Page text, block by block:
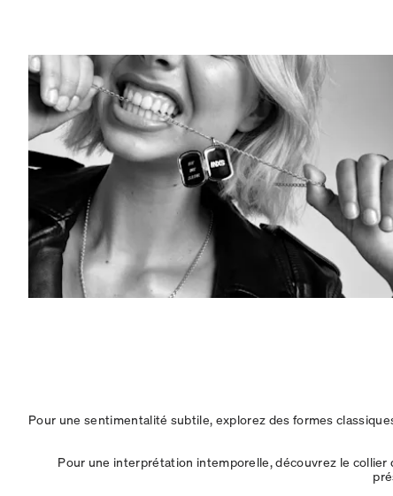
Pour une sentimentalité subtile, explorez des formes
Pour une interprétation intemporelle, découvrez le collier